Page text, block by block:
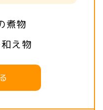
の煮物
和え物